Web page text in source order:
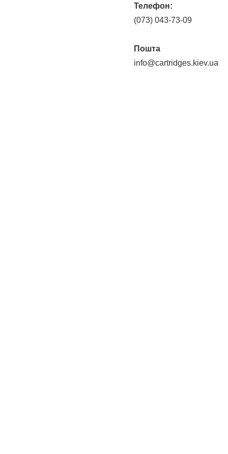
Телефон:
(073) 043-73-09
Пошта
info@cartridges.kiev.ua